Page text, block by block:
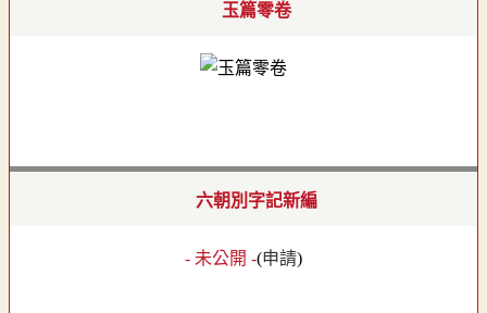
玉篇零卷
六朝別字記新編
- 未公開 -(申請)